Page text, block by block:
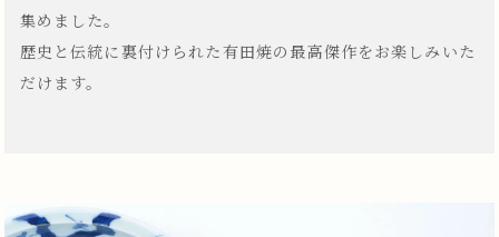
集めました。
歴史と伝統に裏付けられた有田焼の最高傑作をお楽しみいた
だけます。